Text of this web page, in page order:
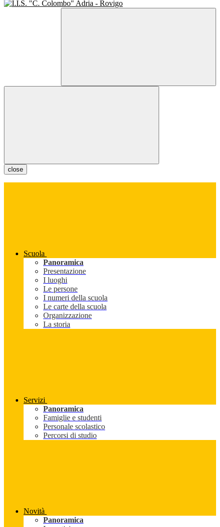
close
Scuola
Panoramica
Presentazione
I luoghi
Le persone
I numeri della scuola
Le carte della scuola
Organizzazione
La storia
Servizi
Panoramica
Famiglie e studenti
Personale scolastico
Percorsi di studio
Novità
Panoramica